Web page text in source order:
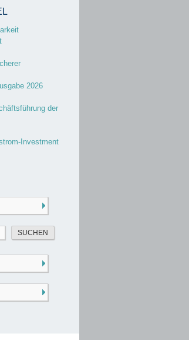
2026
der
Investment